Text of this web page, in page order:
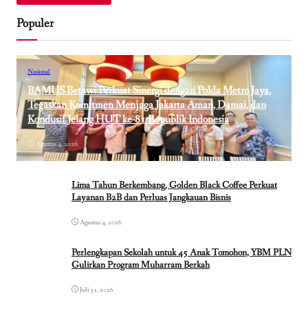
Populer
Nasional
BAMUS Betawi Perkuat Sinergi dengan Polda Metro Jaya,
Tegaskan Komitmen Menjaga Jakarta Aman, Damai, dan
Kondusif Jelang HUT ke-81 Republik Indonesia
Agustus 4, 2026
Lima Tahun Berkembang, Golden Black Coffee Perkuat
Layanan B2B dan Perluas Jangkauan Bisnis
Agustus 4, 2026
Perlengkapan Sekolah untuk 45 Anak Tomohon, YBM PLN
Gulirkan Program Muharram Berkah
Juli 31, 2026